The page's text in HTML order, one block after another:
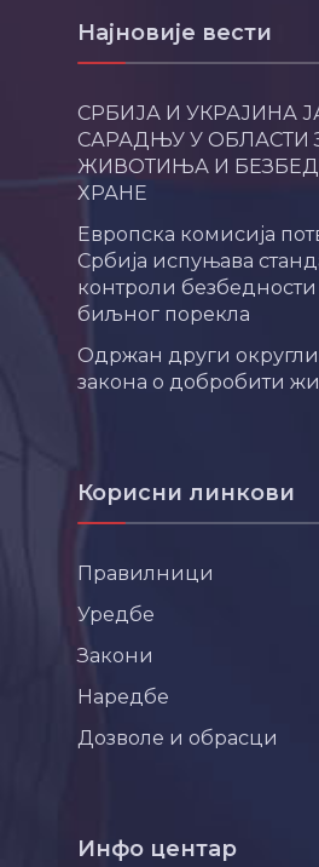
Најновије вести
СРБИЈА И УКРАЈИНА
САРАДЊУ У
ЖИВОТИЊА И
ХРАНЕ
Европска комисија
Србија испуњава
контроли
биљног порекла
Одржан други округли
закона о добробити
Корисни линкови
Правилници
Уредбе
Закони
Наредбе
Дозволе и обрасци
Инфо центар